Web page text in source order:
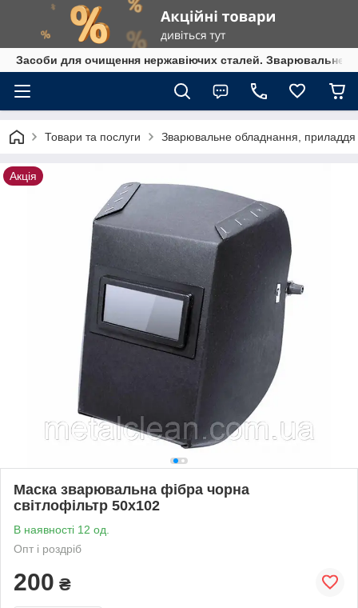
Засоби для очищення нержавіючих сталей. Зварювальне
Товари та послуги Зварювальне обладнання, приладдя
Акція
Маска зварювальна фібра чорна
світлофільтр 50х102
В наявності 12 од.
Опт і роздріб
200 ₴